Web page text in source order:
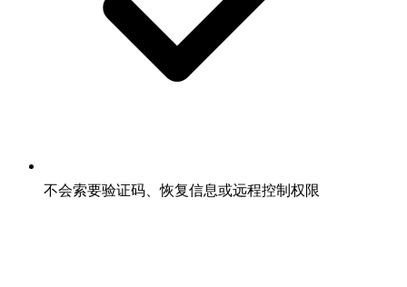
不会索要验证码、恢复信息或远程控制权限